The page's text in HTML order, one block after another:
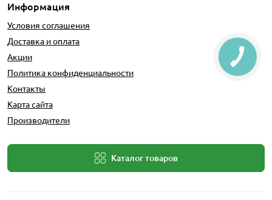
Информация
Условия соглашения
Доставка и оплата
Акции
Политика конфиденциальности
Контакты
Карта сайта
Производители
Каталог товаров